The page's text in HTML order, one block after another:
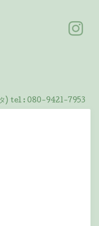
) tel : 080-9421-7953